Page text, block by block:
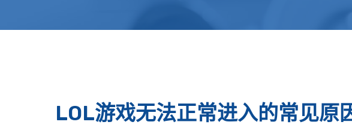
LOL游戏无法正常进入的常见原